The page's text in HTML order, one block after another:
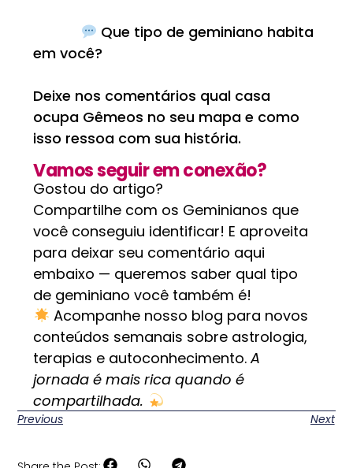
Que tipo de geminiano habita
em você?
Deixe nos comentários qual casa
ocupa Gêmeos no seu mapa e como
isso ressoa com sua história.
Vamos seguir em conexão?
Gostou do artigo?
Compartilhe com os Geminianos que
você conseguiu identificar! E aproveita
para deixar seu comentário aqui
embaixo — queremos saber qual tipo
de geminiano você também é!
Acompanhe nosso blog para novos
conteúdos semanais sobre astrologia,
terapias e autoconhecimento.A
jornada é mais rica quando é
compartilhada.
Previous Next